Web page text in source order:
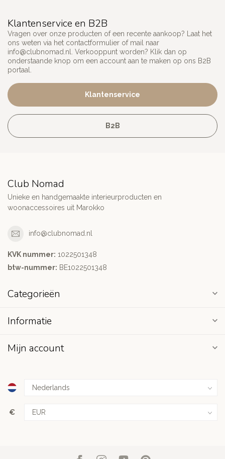
Klantenservice en B2B
Vragen over onze producten of een recente aankoop? Laat het
ons weten via het contactformulier of mail naar
info@clubnomad.nl
. Verkooppunt worden? Klik dan op
onderstaande knop om een account aan te maken op ons B2B
portaal.
Klantenservice
B2B
Club Nomad
Unieke en handgemaakte interieurproducten en
woonaccessoires uit Marokko
info@clubnomad.nl
KVK nummer: 1022501348
btw-nummer: BE1022501348
Categorieën
Informatie
Mijn account
€